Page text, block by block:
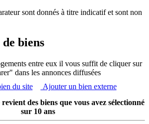
sont donnés à titre indicatif et sont non
biens
entre eux il vous suffit de cliquer sur
dans les annonces diffusées
du site
Ajouter un bien externe
des biens que vous avez sélectionné
sur 10 ans